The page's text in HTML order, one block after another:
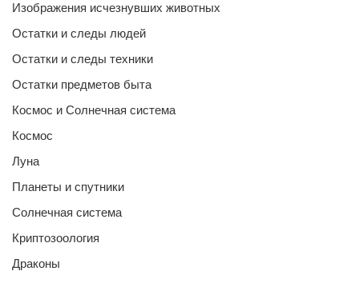
Изображения исчезнувших животных
Остатки и следы людей
Остатки и следы техники
Остатки предметов быта
Космос и Солнечная система
Космос
Луна
Планеты и спутники
Солнечная система
Криптозоология
Драконы